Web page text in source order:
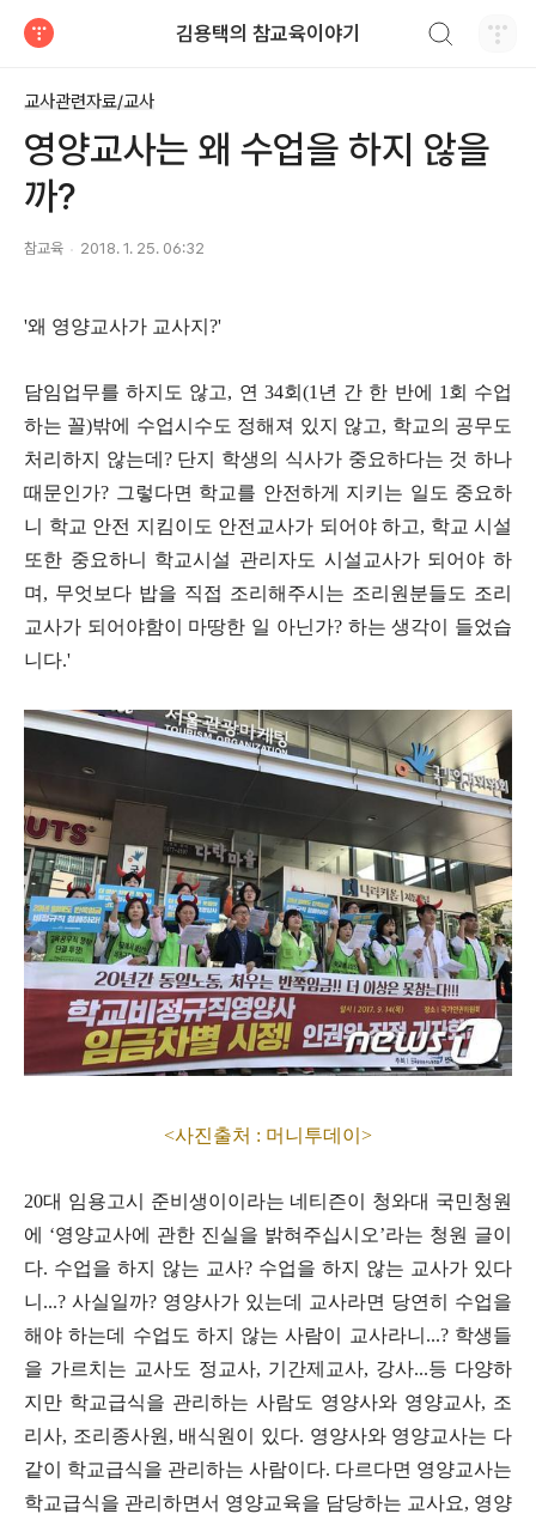
김용택의 참교육이야기
교사관련자료/교사
영양교사는 왜 수업을 하지 않을
까?
참교육 2018. 1. 25. 06:32
'왜 영양교사가 교사지 ?'
담임업무를 하지도 않고, 연 34회 (1 년 간 한 반에 1 회 수업
하는 꼴)밖에 수업시수도 정해져 있지 않고, 학교의 공무도
처리하지 않는데 ? 단지 학생의 식사가 중요하다는 것 하나
때문인가? 그렇다면 학교를 안전하게 지키는 일도 중요하
니 학교 안전 지킴이도 안전교사가 되어야 하고, 학교 시설
또한 중요하니 학교시설 관리자도 시설교사가 되어야 하
며 , 무엇보다 밥을 직접 조리해주시는 조리원분들도 조리
교사가 되어야함이 마땅한 일 아닌가? 하는 생각이 들었습
니다.'
<사진출처 : 머니투데이>
20대 임용고시 준비생이이라는 네티즌이 청와대 국민청원
에 ‘영양교사에 관한 진실을 밝혀주십시오’라는 청원 글이
다. 수업을 하지 않는 교사? 수업을 하지 않는 교사가 있다
니 ...? 사실일까? 영양사가 있는데 교사라면 당연히 수업을
해야 하는데 수업도 하지 않는 사람이 교사라니 ...? 학생들
을 가르치는 교사도 정교사, 기간제교사, 강사...등 다양하
지만 학교급식을 관리하는 사람도 영양사와 영양교사, 조
리사, 조리종사원 , 배식원이 있다. 영양사와 영양교사는 다
같이 학교급식을 관리하는 사람이다. 다르다면 영양교사는
학교급식을 관리하면서 영양교육을 담당하는 교사요, 영양